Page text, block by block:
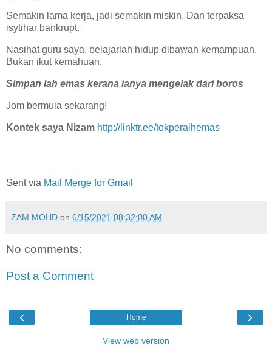
Semakin lama kerja, jadi semakin miskin. Dan terpaksa
isytihar bankrupt.
Nasihat guru saya, belajarlah hidup dibawah kemampuan.
Bukan ikut kemahuan.
Simpan lah emas kerana ianya mengelak dari boros
Jom bermula sekarang!
Kontek saya Nizam http://linktr.ee/tokperaihemas
Sent via Mail Merge for Gmail
ZAM MOHD on 6/15/2021 08:32:00 AM
No comments:
Post a Comment
‹ ›
Home
View web version